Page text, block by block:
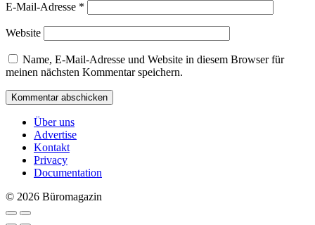
E-Mail-Adresse *
Website
Name, E-Mail-Adresse und Website in diesem Browser für
meinen nächsten Kommentar speichern.
Über uns
Advertise
Kontakt
Privacy
Documentation
© 2026 Büromagazin